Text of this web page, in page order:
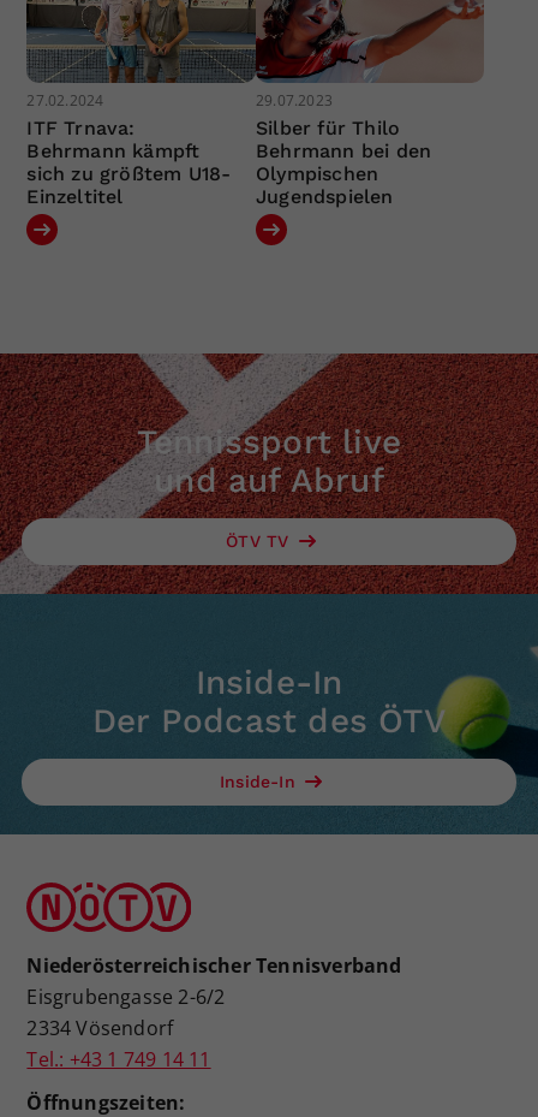
27.02.2024
ITF Trnava:
Behrmann kämpft
sich zu größtem U18-
Einzeltitel
29.07.2023
Silber für Thilo
Behrmann bei den
Olympischen
Jugendspielen
Tennissport live
und auf Abruf
ÖTV TV
Inside-In
Der Podcast des ÖTV
Inside-In
Niederösterreichischer Tennisverband
Eisgrubengasse 2-6/2
2334 Vösendorf
Tel.: +43 1 749 14 11
Öffnungszeiten: